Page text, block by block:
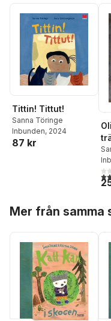
Tittin! Tittut!
Sanna Töringe
Inbunden, 2024
87 kr
4,5
Mer från samma